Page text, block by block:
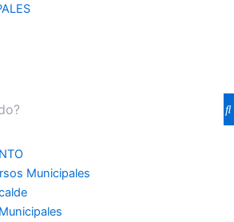
Municipales